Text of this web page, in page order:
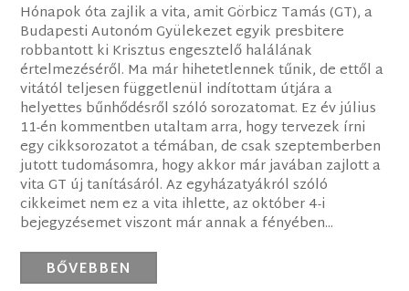
Hónapok óta zajlik a vita, amit Görbicz Tamás (GT), a
Budapesti Autonóm Gyülekezet egyik presbitere
robbantott ki Krisztus engesztelő halálának
értelmezéséről. Ma már hihetetlennek tűnik, de ettől a
vitától teljesen függetlenül indítottam útjára a
helyettes bűnhődésről szóló sorozatomat. Ez év július
11-én kommentben utaltam arra, hogy tervezek írni
egy cikksorozatot a témában, de csak szeptemberben
jutott tudomásomra, hogy akkor már javában zajlott a
vita GT új tanításáról. Az egyházatyákról szóló
cikkeimet nem ez a vita ihlette, az október 4-i
bejegyzésemet viszont már annak a fényében...
BŐVEBBEN